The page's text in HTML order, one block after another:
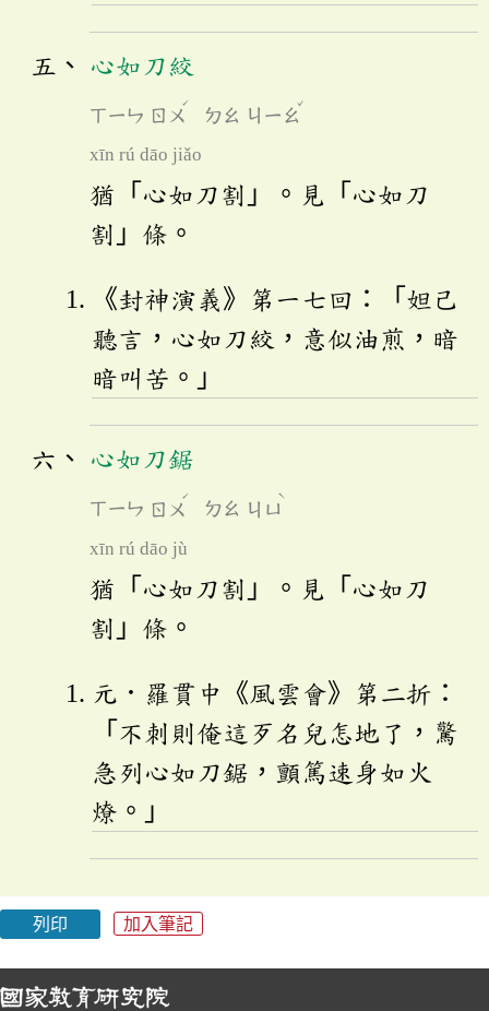
心如刀絞
ㄒㄧㄣ ㄖㄨ
ˊ
ㄉㄠ ㄐㄧㄠ
ˇ
xīn rú dāo jiǎo
猶「心如刀割」。見「心如刀
割」條。
《封神演義》第一七回：「妲己
聽言，心如刀絞，意似油煎，暗
暗叫苦。」
心如刀鋸
ㄒㄧㄣ ㄖㄨ
ˊ
ㄉㄠ ㄐㄩ
ˋ
xīn rú dāo jù
猶「心如刀割」。見「心如刀
割」條。
元．羅貫中《風雲會》第二折：
「不刺則俺這歹名兒怎地了，驚
急列心如刀鋸，顫篤速身如火
燎。」
列印 加入筆記